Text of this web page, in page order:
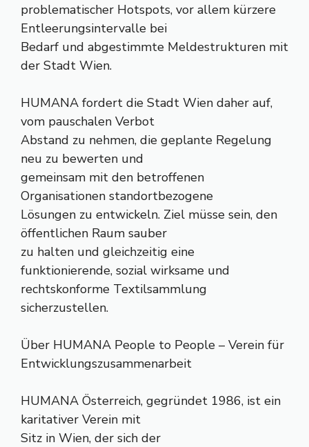
problematischer Hotspots, vor allem kürzere
Entleerungsintervalle bei
Bedarf und abgestimmte Meldestrukturen mit
der Stadt Wien.
HUMANA fordert die Stadt Wien daher auf,
vom pauschalen Verbot
Abstand zu nehmen, die geplante Regelung
neu zu bewerten und
gemeinsam mit den betroffenen
Organisationen standortbezogene
Lösungen zu entwickeln. Ziel müsse sein, den
öffentlichen Raum sauber
zu halten und gleichzeitig eine
funktionierende, sozial wirksame und
rechtskonforme Textilsammlung
sicherzustellen.
Über HUMANA People to People – Verein für
Entwicklungszusammenarbeit
HUMANA Österreich, gegründet 1986, ist ein
karitativer Verein mit
Sitz in Wien, der sich der